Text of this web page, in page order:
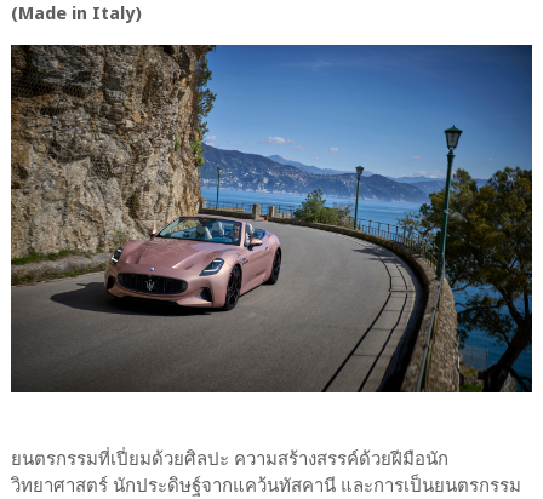
(Made in Italy)
ยนตรกรรมที่เปี่ยมด้วยศิลปะ ความสร้างสรรค์ด้วยฝีมือนัก
วิทยาศาสตร์ นักประดิษฐ์จากแคว้นทัสคานี และการเป็นยนตรกรรม